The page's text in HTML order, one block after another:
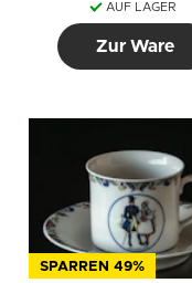
AUF LAGER
Zur Ware
SPARREN 49%